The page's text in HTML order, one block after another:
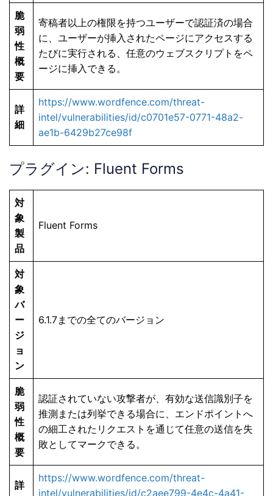
脆
弱
性
概
要
寄稿者以上の権限を持つユーザーで認証済の場合
に、ユーザーが挿入されたページにアクセスする
たびに実行される、任意のウェブスクリプトをペ
ージに挿入できる。
詳
細
https://www.wordfence.com/threat-
intel/vulnerabilities/id/c0701e57-0771-48a2-
ae1b-6429b27ce98f
プラグイン: Fluent Forms
対
象
製
品
Fluent Forms
対
象
バ
ー
ジ
ョ
ン
6.1.7までの全てのバージョン
脆
弱
性
概
要
認証されていない攻撃者が、有効な送信識別子を
推測または列挙できる場合に、エンドポイントへ
の細工されたリクエストを通じて任意の送信を失
敗としてマークできる。
詳
https://www.wordfence.com/threat-
intel/vulnerabilities/id/c2aee799-4e4c-4a41-